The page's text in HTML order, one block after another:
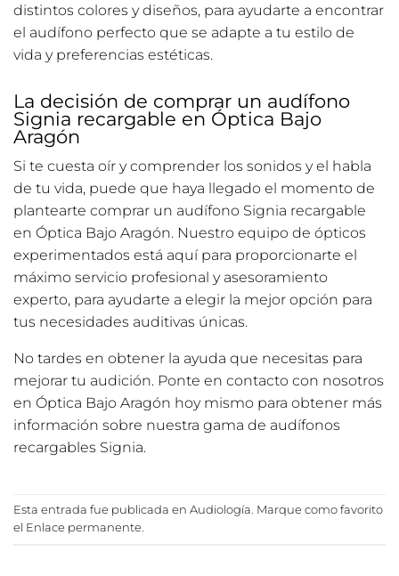
distintos colores y diseños, para ayudarte a encontrar
el audífono perfecto que se adapte a tu estilo de
vida y preferencias estéticas.
La decisión de comprar un audífono
Signia recargable en Óptica Bajo
Aragón
Si te cuesta oír y comprender los sonidos y el habla
de tu vida, puede que haya llegado el momento de
plantearte comprar un audífono Signia recargable
en Óptica Bajo Aragón. Nuestro equipo de ópticos
experimentados está aquí para proporcionarte el
máximo servicio profesional y asesoramiento
experto, para ayudarte a elegir la mejor opción para
tus necesidades auditivas únicas.
No tardes en obtener la ayuda que necesitas para
mejorar tu audición. Ponte en contacto con nosotros
en Óptica Bajo Aragón hoy mismo para obtener más
información sobre nuestra gama de audífonos
recargables Signia.
Esta entrada fue publicada en Audiología . Marque como favorito
el Enlace permanente